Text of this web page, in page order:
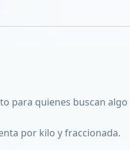
EN PANTALLA COMPLETA
para quienes buscan algo
por kilo y fraccionada.